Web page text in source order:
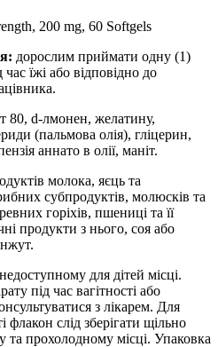
200 mg, 60 Softgels
дорослим приймати одну (1)
їжі або відповідно до
80, d-лмонен, желатину,
(пальмова олія), гліцерин,
аннато в олії, маніт.
молока, яєць та
субпродуктів, молюсків та
горіхів, пшениці та її
продукти з нього, соя або
для дітей місці.
під час вагітності або
з лікарем. Для
флакон слід зберігати щільно
та прохолодному місці. Упаковка